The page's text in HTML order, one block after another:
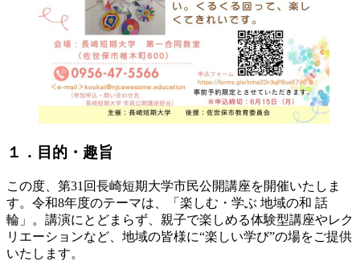
１．目的・趣旨
この度、第31回長崎短期大学市民公開講座を開催いたしま
す。令和8年度のテーマは、「楽しむ・学ぶ 地域の和 話
輪」。講演にとどまらず、親子で楽しめる体験型講座やレク
リエーションなど、地域の皆様に“楽しい学び”の場をご提供
いたします。